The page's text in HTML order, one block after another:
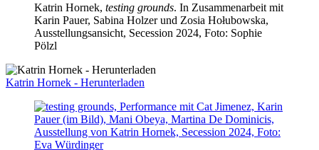
Katrin Hornek, testing grounds. In Zusammenarbeit mit
Karin Pauer, Sabina Holzer und Zosia Hołubowska,
Ausstellungsansicht, Secession 2024, Foto: Sophie
Pölzl
Katrin Hornek - Herunterladen